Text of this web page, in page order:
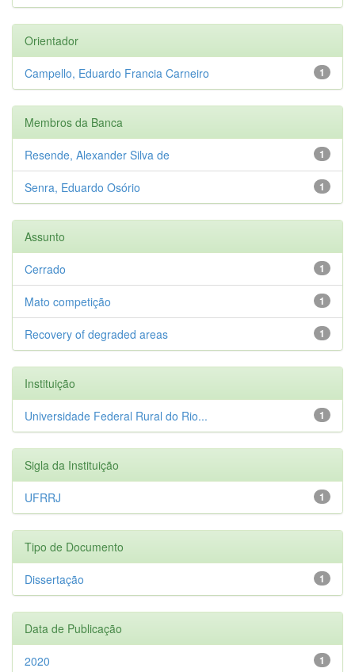
Orientador
1
Campello, Eduardo Francia Carneiro
Membros da Banca
1
Resende, Alexander Silva de
1
Senra, Eduardo Osório
Assunto
1
Cerrado
1
Mato competição
1
Recovery of degraded areas
Instituição
1
Universidade Federal Rural do Rio...
Sigla da Instituição
1
UFRRJ
Tipo de Documento
1
Dissertação
Data de Publicação
1
2020